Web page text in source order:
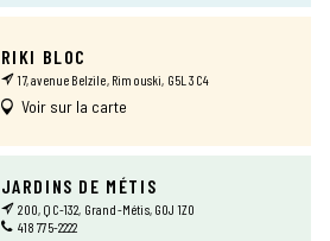
RIKI BLOC
17, avenue Belzile, Rimouski, G5L 3C4
Voir sur la carte
JARDINS DE MÉTIS
200, QC-132, Grand-Métis, G0J 1Z0
418 775-2222